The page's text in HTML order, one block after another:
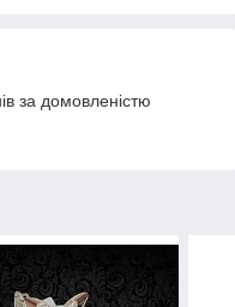
за домовленістю